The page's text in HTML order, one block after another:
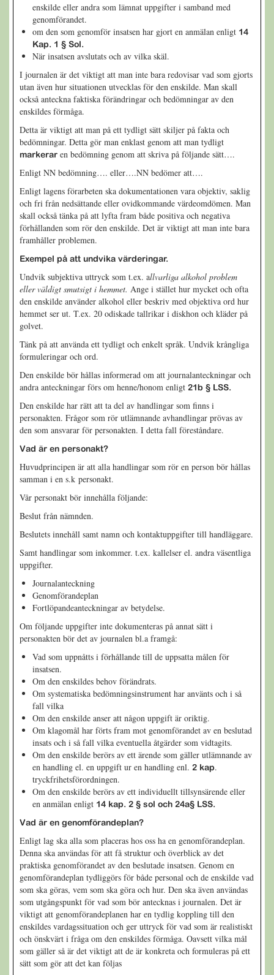
enskilde eller andra som lämnat uppgifter i samband med
genomförandet.
om den som genomför insatsen har gjort en anmälan enligt 14
Kap. 1 § Sol.
När insatsen avslutats och av vilka skäl.
I journalen är det viktigt att man inte bara redovisar vad som gjorts
utan även hur situationen utvecklas för den enskilde. Man skall
också anteckna faktiska förändringar och bedömningar av den
enskildes förmåga.
Detta är viktigt att man på ett tydligt sätt skiljer på fakta och
bedömningar. Detta gör man enklast genom att man tydligt
markerar en bedömning genom att skriva på följande sätt….
Enligt NN bedömning…. eller….NN bedömer att….
Enligt lagens förarbeten ska dokumentationen vara objektiv, saklig
och fri från nedsättande eller ovidkommande värdeomdömen. Man
skall också tänka på att lyfta fram både positiva och negativa
förhållanden som rör den enskilde. Det är viktigt att man inte bara
framhåller problemen.
Exempel på att undvika värderingar.
Undvik subjektiva uttryck som t.ex. allvarliga alkohol problem
eller väldigt smutsigt i hemmet. Ange i stället hur mycket och ofta
den enskilde använder alkohol eller beskriv med objektiva ord hur
hemmet ser ut. T.ex. 20 odiskade tallrikar i diskhon och kläder på
golvet.
Tänk på att använda ett tydligt och enkelt språk. Undvik krångliga
formuleringar och ord.
Den enskilde bör hållas informerad om att journalanteckningar och
andra anteckningar förs om henne/honom enligt 21b § LSS.
Den enskilde har rätt att ta del av handlingar som finns i
personakten. Frågor som rör utlämnande avhandlingar prövas av
den som ansvarar för personakten. I detta fall föreståndare.
Vad är en personakt?
Huvudprincipen är att alla handlingar som rör en person bör hållas
samman i en s.k personakt.
Vår personakt bör innehålla följande:
Beslut från nämnden.
Beslutets innehåll samt namn och kontaktuppgifter till handläggare.
Samt handlingar som inkommer. t.ex. kallelser el. andra väsentliga
uppgifter.
Journalanteckning
Genomförandeplan
Fortlöpandeanteckningar av betydelse.
Om följande uppgifter inte dokumenteras på annat sätt i
personakten bör det av journalen bl.a framgå:
Vad som uppnåtts i förhållande till de uppsatta målen för
insatsen.
Om den enskildes behov förändrats.
Om systematiska bedömningsinstrument har använts och i så
fall vilka
Om den enskilde anser att någon uppgift är oriktig.
Om klagomål har förts fram mot genomförandet av en beslutad
insats och i så fall vilka eventuella åtgärder som vidtagits.
Om den enskilde berörs av ett ärende som gäller utlämnande av
en handling el. en uppgift ur en handling enl. 2 kap.
tryckfrihetsförordningen.
Om den enskilde berörs av ett individuellt tillsynsärende eller
en anmälan enligt 14 kap. 2 § sol och 24a§ LSS.
Vad är en genomförandeplan?
Enligt lag ska alla som placeras hos oss ha en genomförandeplan.
Denna ska användas för att få struktur och överblick av det
praktiska genomförandet av den beslutade insatsen. Genom en
genomförandeplan tydliggörs för både personal och de enskilde vad
som ska göras, vem som ska göra och hur. Den ska även användas
som utgångspunkt för vad som bör antecknas i journalen. Det är
viktigt att genomförandeplanen har en tydlig koppling till den
enskildes vardagssituation och ger uttryck för vad som är realistiskt
och önskvärt i fråga om den enskildes förmåga. Oavsett vilka mål
som gäller så är det viktigt att de är konkreta och formuleras på ett
sätt som gör att det kan följas